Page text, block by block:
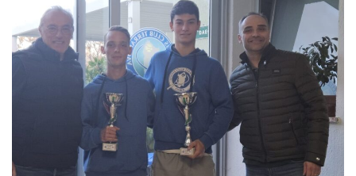
Struttura
Tornei
Wheelchair
Rassegna Stampa